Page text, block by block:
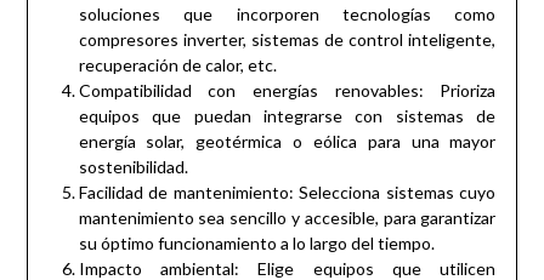
soluciones que incorporen tecnologías como
compresores inverter, sistemas de control inteligente,
recuperación de calor, etc.
Compatibilidad con energías renovables: Prioriza
equipos que puedan integrarse con sistemas de
energía solar, geotérmica o eólica para una mayor
sostenibilidad.
Facilidad de mantenimiento: Selecciona sistemas cuyo
mantenimiento sea sencillo y accesible, para garantizar
su óptimo funcionamiento a lo largo del tiempo.
Impacto ambiental: Elige equipos que utilicen